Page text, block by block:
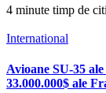
4 minute timp de
International
Avioane SU-35
33.000.000$ ale